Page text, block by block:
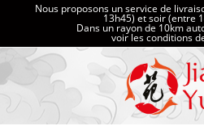
Nous proposons un service de
13h45) et soir (entre
Dans un rayon de 10km
voir les conditions